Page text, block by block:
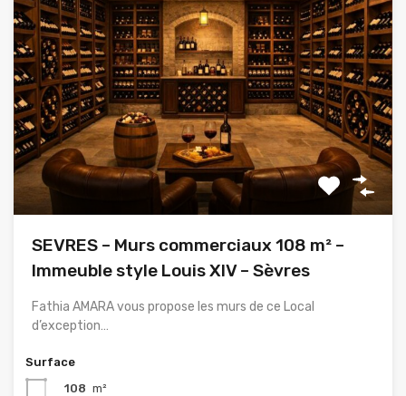
SEVRES – Murs commerciaux 108 m² –
Immeuble style Louis XIV – Sèvres
Fathia AMARA vous propose les murs de ce Local
d’exception…
Surface
108 m²